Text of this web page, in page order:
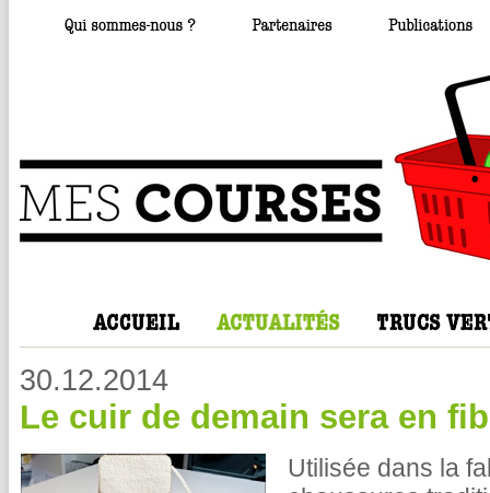
30.12.2014
Le cuir de demain sera en
Utilisée dans la